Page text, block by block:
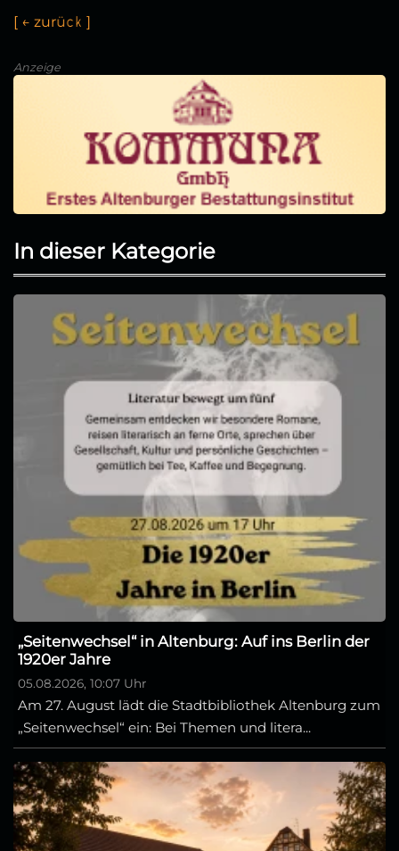
[ ← zurück ]
Anzeige
In dieser Kategorie
„Seitenwechsel“ in Altenburg: Auf ins Berlin der
1920er Jahre
05.08.2026, 10:07 Uhr
Am 27. August lädt die Stadtbibliothek Altenburg zum
„Seitenwechsel“ ein: Bei Themen und litera...